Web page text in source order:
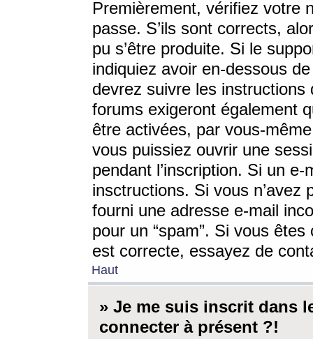
Premièrement, vérifiez votre
passe. S’ils sont corrects,
pu s’être produite. Si le
indiquiez avoir en-dessous
devrez suivre les
forums exigeront également
être activées, par vous-
vous puissiez ouvrir une
pendant l’inscription. Si un
insctructions. Si vous n’avez
fourni une adresse e-mail
pour un “spam”. Si vous
est correcte, essayez de
Haut
» Je me suis inscrit dans
connecter à présent ?!